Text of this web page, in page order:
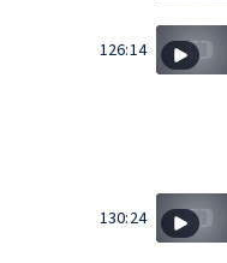
126:14
130:24